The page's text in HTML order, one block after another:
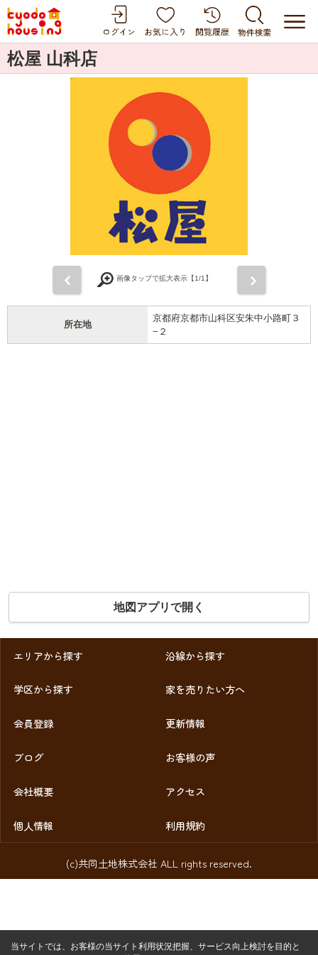
松屋 山科店
画像タップで拡大表示【1/1】
所在地
京都府京都市山科区安朱中小路町３
−２
地図アプリで開く
エリアから探す 沿線から探す
学区から探す 家を売りたい方へ
会員登録 更新情報
ブログ お客様の声
会社概要 アクセス
個人情報 利用規約
(c)共同土地株式会社 ALL rights reserved.
当サイトでは、お客様の当サイト利用状況把握、サービス向上検討を目的と